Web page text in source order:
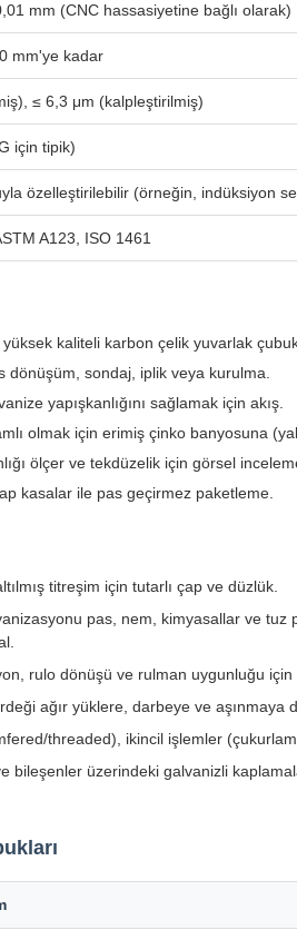
mm (CNC hassasiyetine bağlı olarak)
mm'ye kadar
≤ 6,3 μm (kalpleştirilmiş)
için tipik)
özelleştirilebilir (örneğin, indüksiyon
A123, ISO 1461
kaliteli karbon çelik yuvarlak
sondaj, iplik veya kurulma.
yapışkanlığını sağlamak için akış.
olmak için erimiş çinko banyosuna
ölçer ve tekdüzelik için görsel
kasalar ile pas geçirmez paketleme.
titreşim için tutarlı çap ve düzlük.
pas, nem, kimyasallar ve tuz
rulo dönüşü ve rulman uygunluğu
ağır yüklere, darbeye ve aşınmaya
threaded), ikincil işlemler
bileşenler üzerindeki galvanizli